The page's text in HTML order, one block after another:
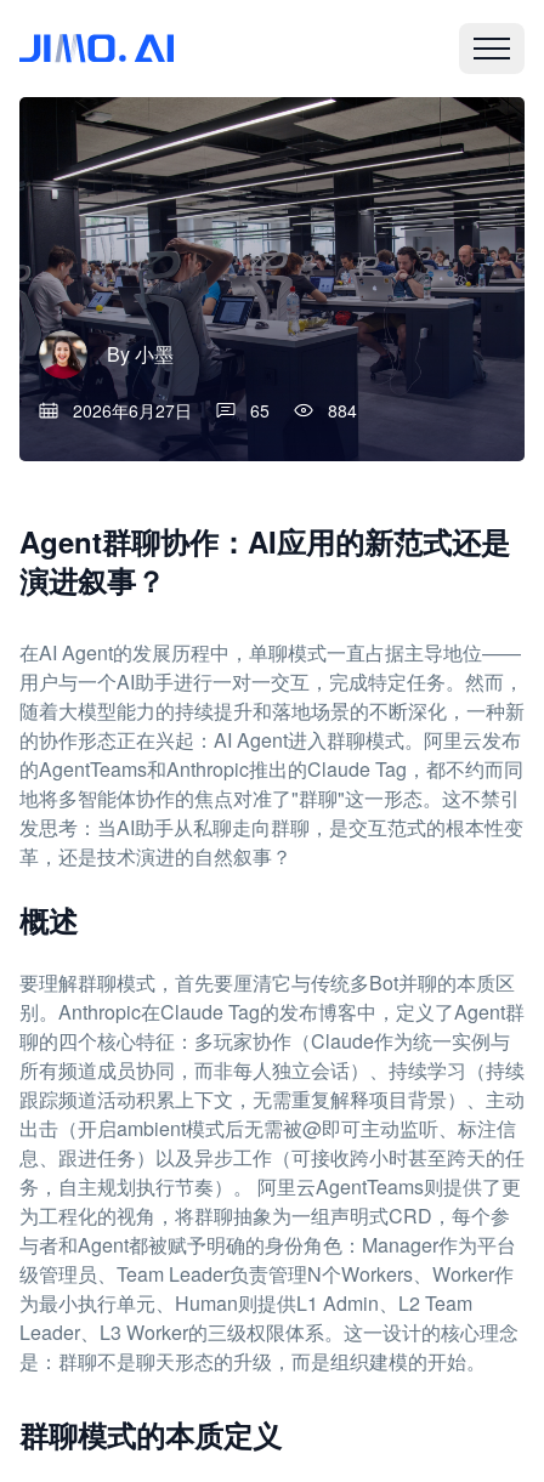
By小墨
2026年6月27日 65 884
Agent群聊协作：AI应用的新范式还是
演进叙事？
在AI Agent的发展历程中，单聊模式一直占据主导地位——
用户与一个AI助手进行一对一交互，完成特定任务。然而，
随着大模型能力的持续提升和落地场景的不断深化，一种新
的协作形态正在兴起：AI Agent进入群聊模式。阿里云发布
的AgentTeams和Anthropic推出的Claude Tag，都不约而同
地将多智能体协作的焦点对准了"群聊"这一形态。这不禁引
发思考：当AI助手从私聊走向群聊，是交互范式的根本性变
革，还是技术演进的自然叙事？
概述
要理解群聊模式，首先要厘清它与传统多Bot并聊的本质区
别。Anthropic在Claude Tag的发布博客中，定义了Agent群
聊的四个核心特征：多玩家协作（Claude作为统一实例与
所有频道成员协同，而非每人独立会话）、持续学习（持续
跟踪频道活动积累上下文，无需重复解释项目背景）、主动
出击（开启ambient模式后无需被@即可主动监听、标注信
息、跟进任务）以及异步工作（可接收跨小时甚至跨天的任
务，自主规划执行节奏）。 阿里云AgentTeams则提供了更
为工程化的视角，将群聊抽象为一组声明式CRD，每个参
与者和Agent都被赋予明确的身份角色：Manager作为平台
级管理员、Team Leader负责管理N个Workers、Worker作
为最小执行单元、Human则提供L1 Admin、L2 Team
Leader、L3 Worker的三级权限体系。这一设计的核心理念
是：群聊不是聊天形态的升级，而是组织建模的开始。
群聊模式的本质定义